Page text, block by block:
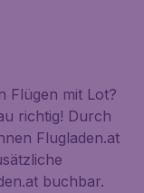
Flügen mit Lot?
richtig! Durch
Flugladen.at
buchbar.